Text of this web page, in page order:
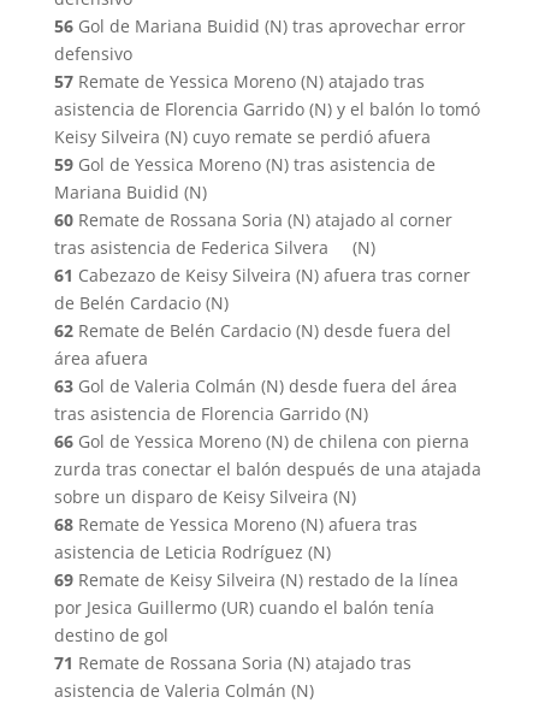
56Gol de Mariana Buidid (N) tras aprovechar error
defensivo
57Remate de Yessica Moreno (N) atajado tras
asistencia de Florencia Garrido (N) y el balón lo tomó
Keisy Silveira (N) cuyo remate se perdió afuera
59Gol de Yessica Moreno (N) tras asistencia de
Mariana Buidid (N)
60Remate de Rossana Soria (N) atajado al corner
tras asistencia de Federica Silvera (N)
61 Cabezazo de Keisy Silveira (N) afuera tras corner
de Belén Cardacio (N)
62Remate de Belén Cardacio (N) desde fuera del
área afuera
63Gol de Valeria Colmán (N) desde fuera del área
tras asistencia de Florencia Garrido (N)
66 Gol de Yessica Moreno (N) de chilena con pierna
zurda tras conectar el balón después de una atajada
sobre un disparo de Keisy Silveira (N)
68 Remate de Yessica Moreno (N) afuera tras
asistencia de Leticia Rodríguez (N)
69Remate de Keisy Silveira (N) restado de la línea
por Jesica Guillermo (UR) cuando el balón tenía
destino de gol
71 Remate de Rossana Soria (N) atajado tras
asistencia de Valeria Colmán (N)